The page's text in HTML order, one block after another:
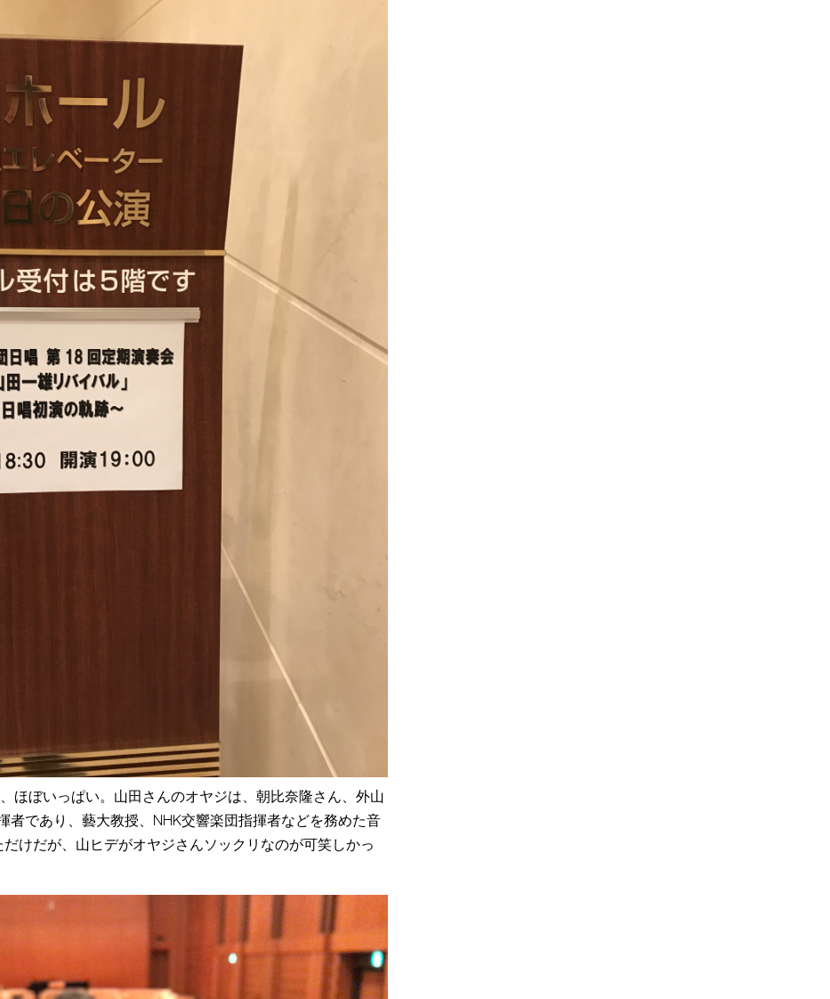
ほぼいっぱい。山田さんのオヤジは、朝比奈隆さん、外山
者であり、藝大教授、NHK交響楽団指揮者などを務めた音
けだが、山ヒデがオヤジさんソックリなのが可笑しかっ